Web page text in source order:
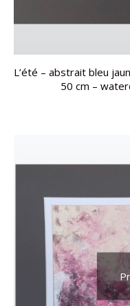
L’été – abstrait bleu
50 cm –